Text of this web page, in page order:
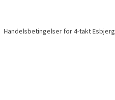
Handelsbetingelser for 4-takt Esbjerg